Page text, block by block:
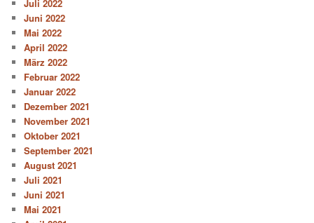
Juli 2022
Juni 2022
Mai 2022
April 2022
März 2022
Februar 2022
Januar 2022
Dezember 2021
November 2021
Oktober 2021
September 2021
August 2021
Juli 2021
Juni 2021
Mai 2021